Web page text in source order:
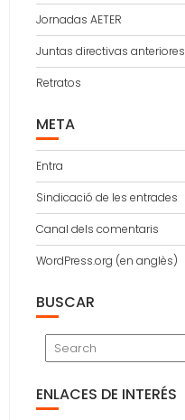
Jornadas AETER
Juntas directivas anteriores
Retratos
META
Entra
Sindicació de les entrades
Canal dels comentaris
WordPress.org (en anglès)
BUSCAR
ENLACES DE INTERÉS